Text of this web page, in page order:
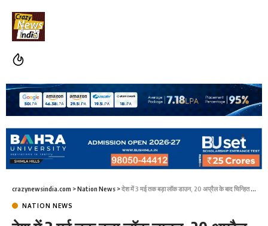
crazynewsindia.com >Nation News >देश में 3 मई तक बड़ा लॉक डाउन, 20 अप्रैल के बाद चिन्हित क्षेत्रों में मिल सकती हैं सशर्त कुछ रियायतें
NATION NEWS